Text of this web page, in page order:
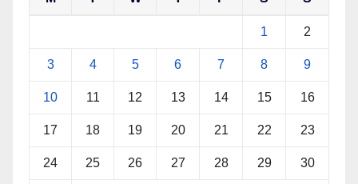
1 2
3 4 5 6 7 8 9
10 11 12 13 14 15 16
17 18 19 20 21 22 23
24 25 26 27 28 29 30